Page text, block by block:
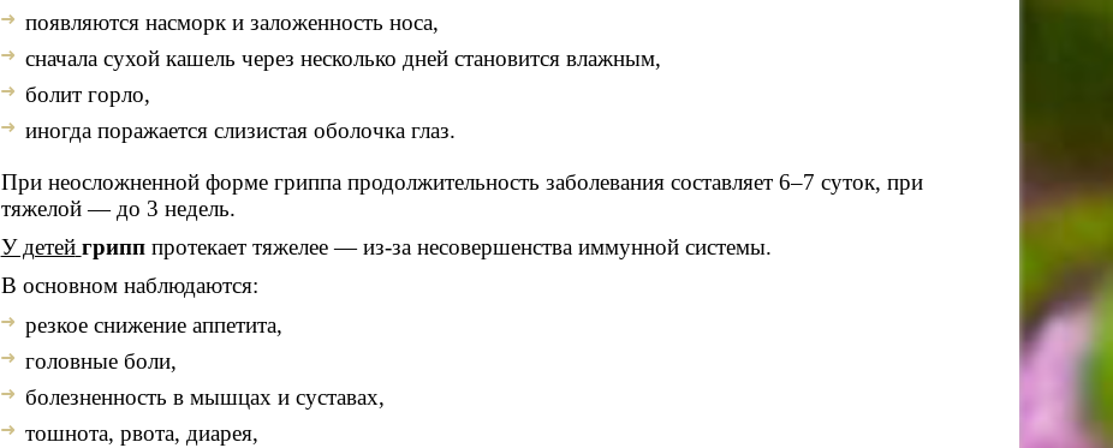
появляются насморк и заложенность носа,
сначала сухой кашель через несколько дней становится влажным,
болит горло,
иногда поражается слизистая оболочка глаз.
При неосложненной форме гриппа продолжительность заболевания составляет 6–7 суток, при
тяжелой — до 3 недель.
У детей грипппротекает тяжелее — из-за несовершенства иммунной системы.
В основном наблюдаются:
резкое снижение аппетита,
головные боли,
болезненность в мышцах и суставах,
тошнота, рвота, диарея,